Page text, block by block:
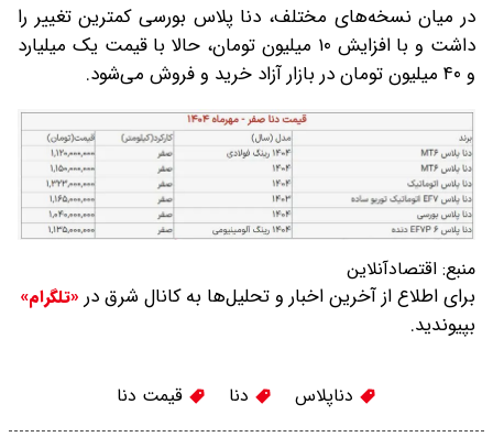
در میان نسخه‌های مختلف، دنا پلاس بورسی کمترین تغییر را
داشت و با افزایش ۱۰ میلیون تومان، حالا با قیمت یک میلیارد
و ۴۰ میلیون تومان در بازار آزاد خرید و فروش می‌شود.
منبع: اقتصادآنلاین
برای اطلاع از آخرین اخبار و تحلیل‌ها به کانال شرق در «تلگرام»
بپیوندید.
دناپلاس دنا قیمت دنا